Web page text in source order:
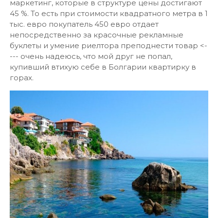
маркетинг, которые в структуре цены достигают
45 %. То есть при стоимости квадратного метра в 1
тыс. евро покупатель 450 евро отдает
непосредственно за красочные рекламные
буклеты и умение риелтора преподнести товар <-
--- очень надеюсь, что мой друг не попал,
купивший втихую себе в Болгарии квартирку в
горах.